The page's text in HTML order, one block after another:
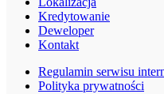
Kredytowanie
Deweloper
Kontakt
Regulamin serwisu
Polityka prywatności